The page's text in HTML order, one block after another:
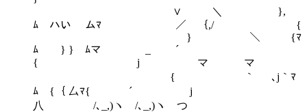
∨ ＼ },
ﾑ ハい ムﾏ ／ ｛,/ {
} ＼ {ﾏ
ﾑ } } ﾑマ _ ´
{ j マ マ
{ ｀ ､j｀ﾏ
ﾑ {｛ 厶ﾏ{ ´ j
八 /､_,)ヽ /､_,)ヽ つ